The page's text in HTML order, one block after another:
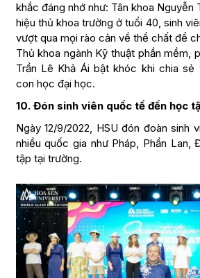
khắc đáng nhớ như: Tân khoa Nguyễn
hiệu thủ khoa trường ở tuổi 40, sinh
vượt qua mọi rào cản về thể chất để
Thủ khoa ngành Kỹ thuật phần mềm,
Trần Lê Khả Ái bật khóc khi chia sẻ
con học đại học.
10. Đón sinh viên quốc tế đến học
Ngày 12/9/2022, HSU đón đoàn sinh
nhiều quốc gia như Pháp, Phần Lan,
tập tại trường.